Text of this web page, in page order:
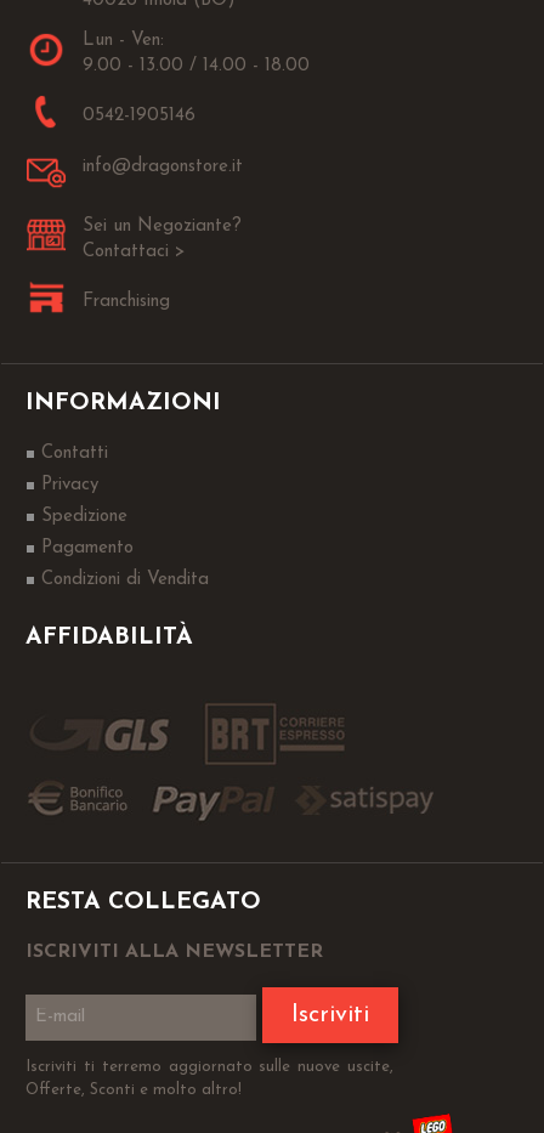
Lun - Ven:
9.00 - 13.00 / 14.00 - 18.00
0542-1905146
info@dragonstore.it
Sei un Negoziante?
Contattaci >
Franchising
INFORMAZIONI
Contatti
Privacy
Spedizione
Pagamento
Condizioni di Vendita
AFFIDABILITÀ
RESTA COLLEGATO
ISCRIVITI ALLA NEWSLETTER
Iscriviti
Iscriviti ti terremo aggiornato sulle nuove uscite,
Offerte, Sconti e molto altro!